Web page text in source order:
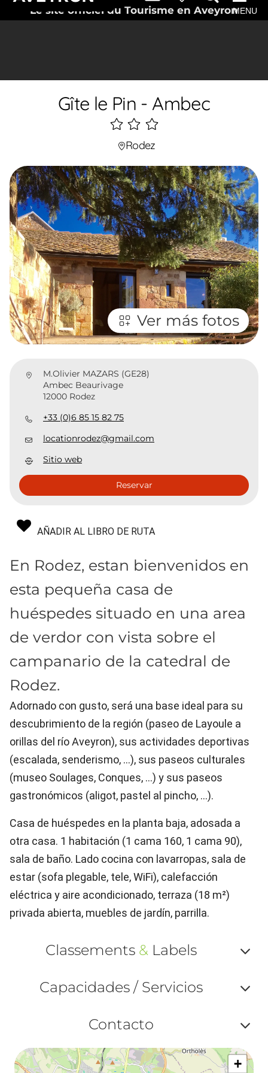
Le site officiel du Tourisme en AveyronMENU
Gîte le Pin - Ambec
3
étoiles
Rodez
Ver más fotos
M.Olivier MAZARS (GE28)
Ambec Beaurivage
12000 Rodez
+33 (0)6 85 15 82 75
locationrodez@gmail.com
Sitio web
Reservar
AÑADIR AL LIBRO DE RUTA
En Rodez, estan bienvenidos en
esta pequeña casa de
huéspedes situado en una area
de verdor con vista sobre el
campanario de la catedral de
Rodez.
Adornado con gusto, será una base ideal para su
descubrimiento de la región (paseo de Layoule a
orillas del río Aveyron), sus actividades deportivas
(escalada, senderismo, ...), sus paseos culturales
(museo Soulages, Conques, ...) y sus paseos
gastronómicos (aligot, pastel al pincho, ...).
Casa de huéspedes en la planta baja, adosada a
otra casa. 1 habitación (1 cama 160, 1 cama 90),
sala de baño. Lado cocina con lavarropas, sala de
estar (sofa plegable, tele, WiFi), calefacción
eléctrica y aire acondicionado, terraza (18 m²)
privada abierta, muebles de jardín, parrilla.
Classements &Labels
ou
Capacidades / Servicios
ou
Contacto
+